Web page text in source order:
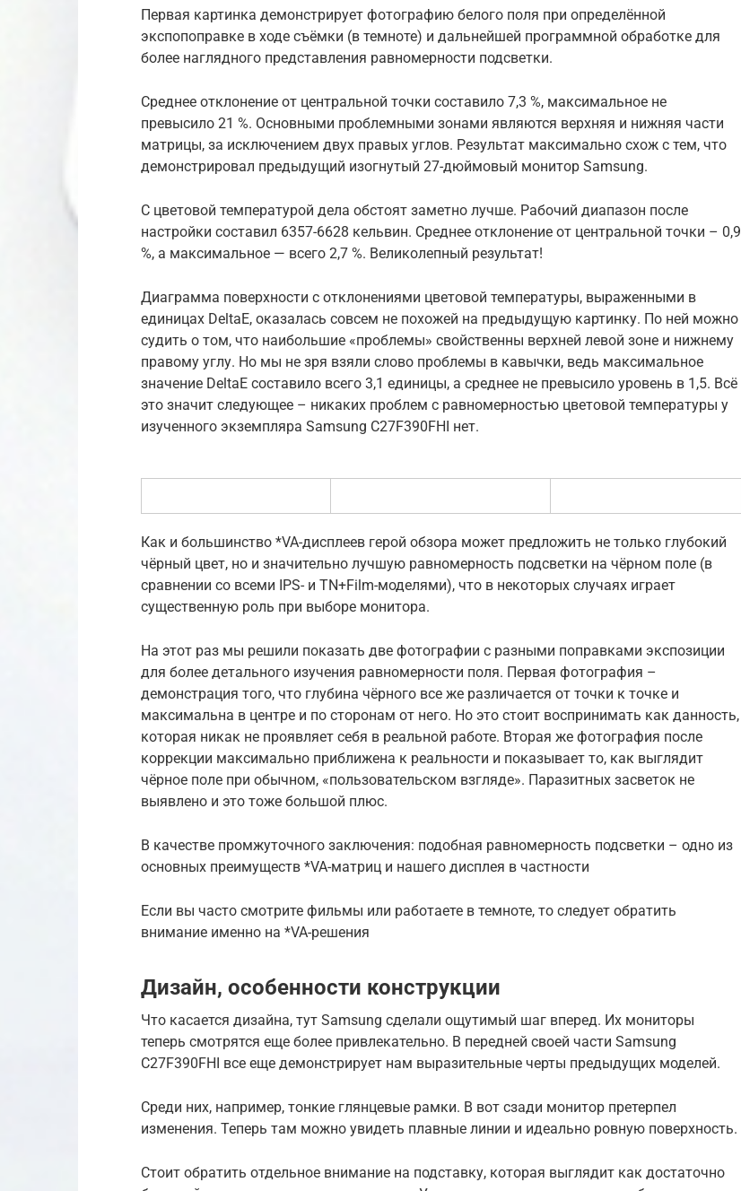
Первая картинка демонстрирует фотографию белого поля при определённой
экспопоправке в ходе съёмки (в темноте) и дальнейшей программной обработке для
более наглядного представления равномерности подсветки.
Среднее отклонение от центральной точки составило 7,3 %, максимальное не
превысило 21 %. Основными проблемными зонами являются верхняя и нижняя части
матрицы, за исключением двух правых углов. Результат максимально схож с тем, что
демонстрировал предыдущий изогнутый 27-дюймовый монитор Samsung.
С цветовой температурой дела обстоят заметно лучше. Рабочий диапазон после
настройки составил 6357-6628 кельвин. Среднее отклонение от центральной точки – 0,9
%, а максимальное — всего 2,7 %. Великолепный результат!
Диаграмма поверхности с отклонениями цветовой температуры, выраженными в
единицах DeltaE, оказалась совсем не похожей на предыдущую картинку. По ней можно
судить о том, что наибольшие «проблемы» свойственны верхней левой зоне и нижнему
правому углу. Но мы не зря взяли слово проблемы в кавычки, ведь максимальное
значение DeltaE составило всего 3,1 единицы, а среднее не превысило уровень в 1,5. Всё
это значит следующее – никаких проблем с равномерностью цветовой температуры у
изученного экземпляра Samsung C27F390FHI нет.
Как и большинство *VA-дисплеев герой обзора может предложить не только глубокий
чёрный цвет, но и значительно лучшую равномерность подсветки на чёрном поле (в
сравнении со всеми IPS- и TN+Film-моделями), что в некоторых случаях играет
существенную роль при выборе монитора.
На этот раз мы решили показать две фотографии с разными поправками экспозиции
для более детального изучения равномерности поля. Первая фотография –
демонстрация того, что глубина чёрного все же различается от точки к точке и
максимальна в центре и по сторонам от него. Но это стоит воспринимать как данность,
которая никак не проявляет себя в реальной работе. Вторая же фотография после
коррекции максимально приближена к реальности и показывает то, как выглядит
чёрное поле при обычном, «пользовательском взгляде». Паразитных засветок не
выявлено и это тоже большой плюс.
В качестве промжуточного заключения: подобная равномерность подсветки – одно из
основных преимуществ *VA-матриц и нашего дисплея в частности
Если вы часто смотрите фильмы или работаете в темноте, то следует обратить
внимание именно на *VA-решения
Дизайн, особенности конструкции
Что касается дизайна, тут Samsung сделали ощутимый шаг вперед. Их мониторы
теперь смотрятся еще более привлекательно. В передней своей части Samsung
C27F390FHI все еще демонстрирует нам выразительные черты предыдущих моделей.
Среди них, например, тонкие глянцевые рамки. В вот сзади монитор претерпел
изменения. Теперь там можно увидеть плавные линии и идеально ровную поверхность.
Стоит обратить отдельное внимание на подставку, которая выглядит как достаточно